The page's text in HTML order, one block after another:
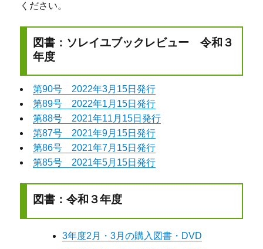
ください。
図書：ソレイユブックレビュー 令和３
年度
第90号 2022年3月15日発行
第89号 2022年1月15日発行
第88号 2021年11月15日発行
第87号 2021年9月15日発行
第86号 2021年7月15日発行
第85号 2021年5月15日発行
図書：令和３年度
3年度2月・3月の購入図書・DVD